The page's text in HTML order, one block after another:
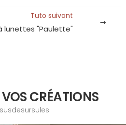
Tuto suivant
lunettes "Paulette"
CRÉATIONS